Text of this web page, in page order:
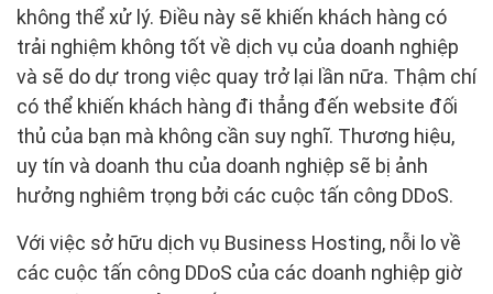
không thể xử lý. Điều này sẽ khiến khách hàng có
trải nghiệm không tốt về dịch vụ của doanh nghiệp
và sẽ do dự trong việc quay trở lại lần nữa. Thậm chí
có thể khiến khách hàng đi thẳng đến website đối
thủ của bạn mà không cần suy nghĩ. Thương hiệu,
uy tín và doanh thu của doanh nghiệp sẽ bị ảnh
hưởng nghiêm trọng bởi các cuộc tấn công DDoS.
Với việc sở hữu dịch vụ Business Hosting, nỗi lo về
các cuộc tấn công DDoS của các doanh nghiệp giờ